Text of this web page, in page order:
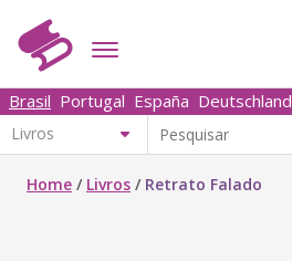
Brasil Portugal España Deutschland
Home / Livros / Retrato Falado